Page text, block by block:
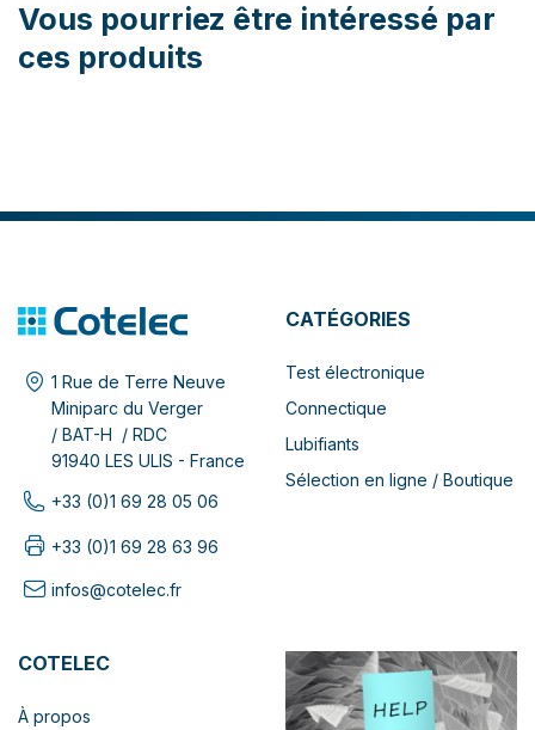
Vous pourriez être intéressé par
ces produits
1 Rue de Terre Neuve
Miniparc du Verger
/ BAT-H / RDC
91940 LES ULIS - France
+33 (0)1 69 28 05 06
+33 (0)1 69 28 63 96
infos@cotelec.fr
CATÉGORIES
Test électronique
Connectique
Lubifiants
Sélection en ligne / Boutique
COTELEC
À propos